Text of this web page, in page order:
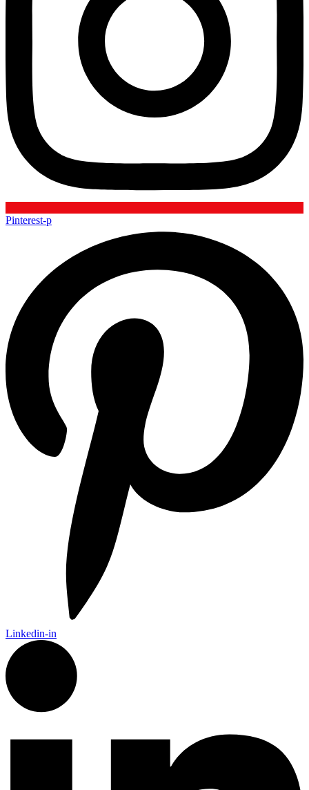
Pinterest-p
Linkedin-in